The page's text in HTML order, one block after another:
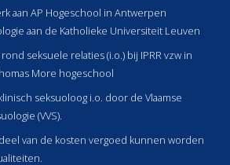
aan AP Hogeschool in Antwerpen
aan de Katholieke Universiteit Leuven
seksuele relaties (i.o.) bij IPRR vzw in
More hogeschool
seksuoloog i.o. door de Vlaamse
(VVS).
van de kosten vergoed kunnen worden